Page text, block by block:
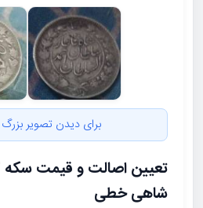
برای دیدن تصویر
شاهی خطی